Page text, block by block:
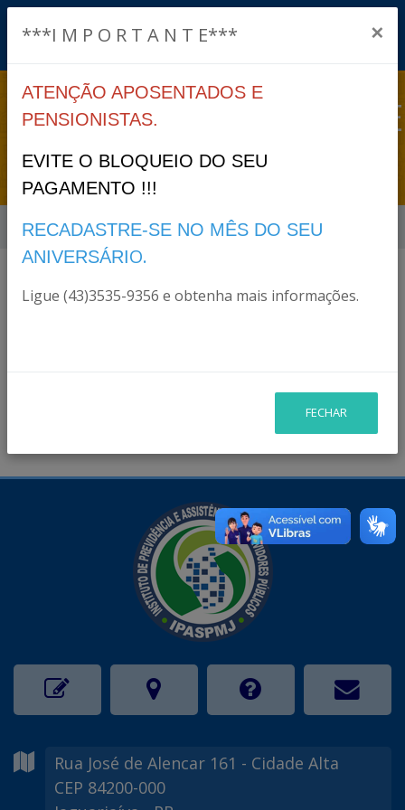
DE DIÁRIAS
Início Transparência>Tabela de Diárias
Arquivos
***I M P O R T A N T E*** ×
ATENÇÃO APOSENTADOS E
PENSIONISTAS.
EVITE O BLOQUEIO DO SEU
PAGAMENTO !!!
RECADASTRE-SE NO MÊS DO SEU
ANIVERSÁRIO.
Ligue (43)3535-9356 e obtenha mais informações.
FECHAR
Rua José de Alencar 161 - Cidade Alta
CEP 84200-000